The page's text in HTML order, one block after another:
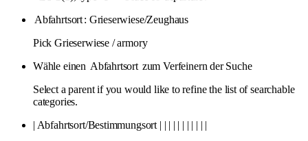
Abfahrtsort: Grieserwiese/Zeughaus
Pick Grieserwiese / armory
Wähle einen Abfahrtsort zum Verfeinern der Suche
Select a parent if you would like to refine the list of searchable
categories.
| Abfahrtsort/Bestimmungsort | | | | | | | | | | |